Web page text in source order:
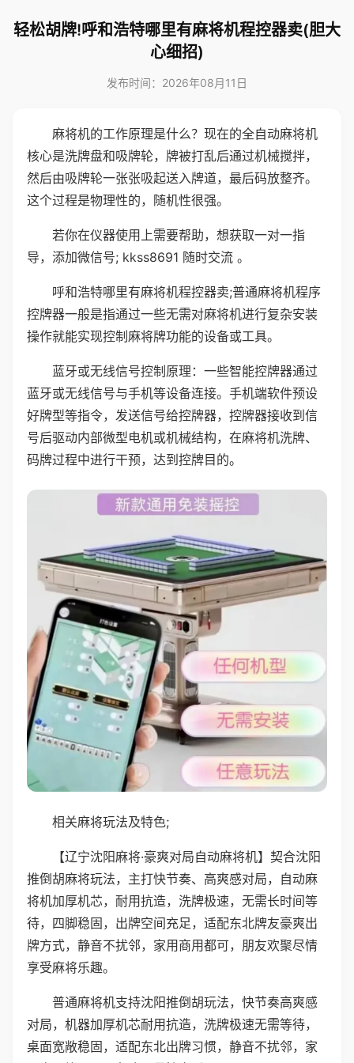
轻松胡牌!呼和浩特哪里有麻将机程控器卖(胆大
心细招)
发布时间：2026年08月11日
麻将机的工作原理是什么？现在的全自动麻将机
核心是洗牌盘和吸牌轮，牌被打乱后通过机械搅拌，
然后由吸牌轮一张张吸起送入牌道，最后码放整齐。
这个过程是物理性的，随机性很强。
若你在仪器使用上需要帮助，想获取一对一指
导，添加微信号; kkss8691 随时交流 。
呼和浩特哪里有麻将机程控器卖;普通麻将机程序
控牌器一般是指通过一些无需对麻将机进行复杂安装
操作就能实现控制麻将牌功能的设备或工具。
蓝牙或无线信号控制原理：一些智能控牌器通过
蓝牙或无线信号与手机等设备连接。手机端软件预设
好牌型等指令，发送信号给控牌器，控牌器接收到信
号后驱动内部微型电机或机械结构，在麻将机洗牌、
码牌过程中进行干预，达到控牌目的。
相关麻将玩法及特色;
【辽宁沈阳麻将·豪爽对局自动麻将机】契合沈阳
推倒胡麻将玩法，主打快节奏、高爽感对局，自动麻
将机加厚机芯，耐用抗造，洗牌极速，无需长时间等
待，四脚稳固，出牌空间充足，适配东北牌友豪爽出
牌方式，静音不扰邻，家用商用都可，朋友欢聚尽情
享受麻将乐趣。
普通麻将机支持沈阳推倒胡玩法，快节奏高爽感
对局，机器加厚机芯耐用抗造，洗牌极速无需等待，
桌面宽敞稳固，适配东北出牌习惯，静音不扰邻，家